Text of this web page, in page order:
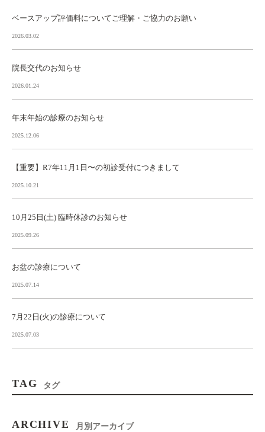
ベースアップ評価料についてご理解・ご協力のお願い
2026.03.02
院長交代のお知らせ
2026.01.24
年末年始の診療のお知らせ
2025.12.06
【重要】R7年11月1日〜の初診受付につきまして
2025.10.21
10月25日(土) 臨時休診のお知らせ
2025.09.26
お盆の診療について
2025.07.14
7月22日(火)の診療について
2025.07.03
TAG タグ
ARCHIVE 月別アーカイブ